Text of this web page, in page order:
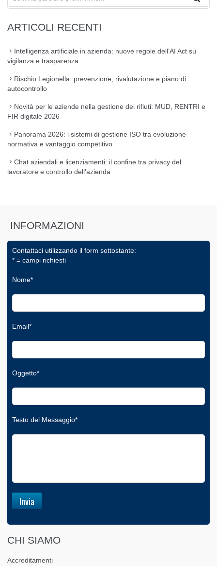
ARTICOLI RECENTI
Intelligenza artificiale in azienda: nuove regole dell’AI Act su
vigilanza e trasparenza
Rischio Legionella: prevenzione, rivalutazione e piano di
autocontrollo
Novità per le aziende nella gestione dei rifiuti: MUD, RENTRI e
FIR digitale 2026
Panorama 2026: i sistemi di gestione ISO tra evoluzione
normativa e vantaggio competitivo
Chat aziendali e licenziamenti: il confine tra privacy del
lavoratore e controllo dell’azienda
INFORMAZIONI
Contattaci utilizzando il form sottostante:
* = campi richiesti
Nome*
Email*
Oggetto*
Testo del Messaggio*
CHI SIAMO
Accreditamenti